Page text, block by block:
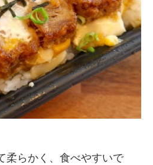
柔らかく、食べやすいで